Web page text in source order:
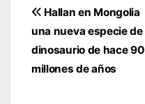
Navegación
de
entradas
Hallan en Mongolia
una nueva especie de
dinosaurio de hace 90
millones de años